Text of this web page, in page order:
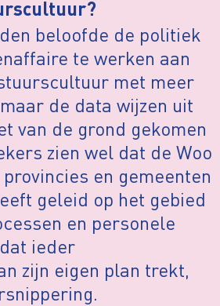
beloofde de politiek
te werken aan
met meer
de data wijzen uit
van de grond gekomen
zien wel dat de Woo
en gemeenten
geleid op het gebied
en personele
ieder
zijn eigen plan trekt,